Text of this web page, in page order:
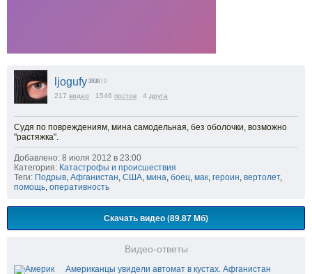
ljogufy 3938 | 0
217 видео 1546 постов 4 друга
Судя по повреждениям, мина самодельная, без оболочки, возможно
"растяжка".
Добавлено: 8 июля 2012 в 23:00
Категория: Катастрофы и происшествия
Теги: Подрыв Афганистан США мина боец мак героин вертолет,
помощь оперативность
Скачать видео (89.87 Мб)
Видео-ответы
Американцы увидели автомат в кустах. Афганистан